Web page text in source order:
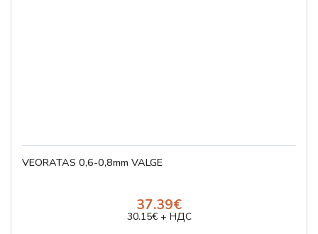
VEORATAS 0,6-0,8mm VALGE
37.39€
30.15€ + НДС